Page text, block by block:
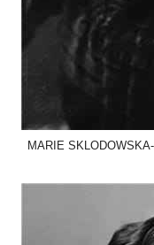
MARIE